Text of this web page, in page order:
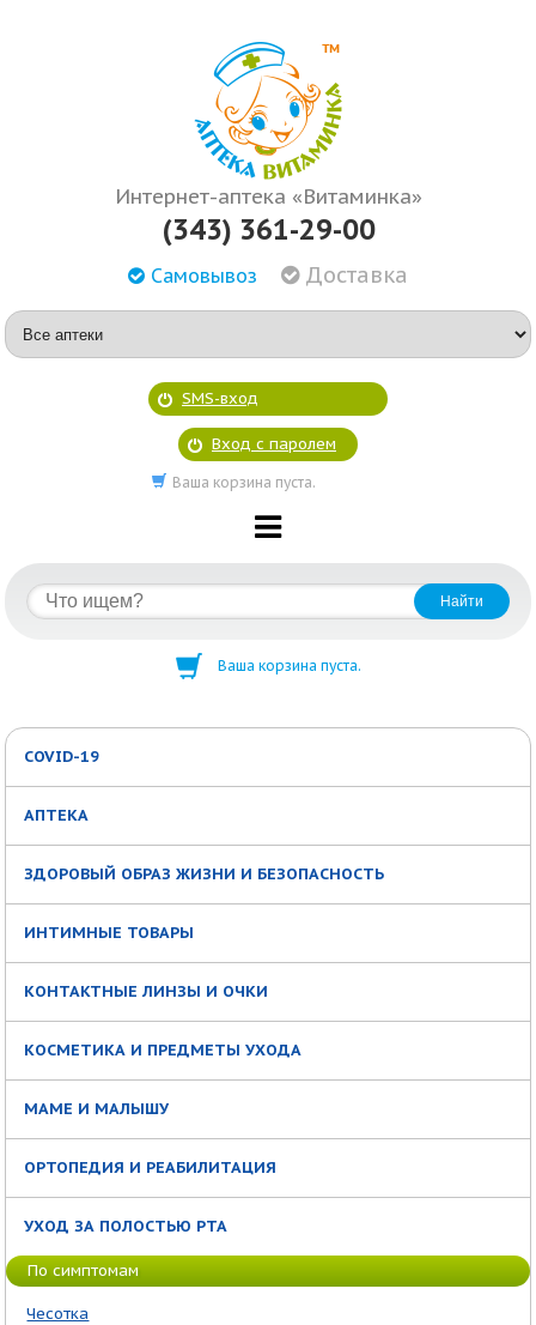
Интернет-аптека «Витаминка»
(343) 361-29-00
Самовывоз Доставка
SMS-вход
Вход с паролем
Ваша корзина пуста.
Ваша корзина пуста.
COVID-19
АПТЕКА
ЗДОРОВЫЙ ОБРАЗ ЖИЗНИ И БЕЗОПАСНОСТЬ
ИНТИМНЫЕ ТОВАРЫ
КОНТАКТНЫЕ ЛИНЗЫ И ОЧКИ
КОСМЕТИКА И ПРЕДМЕТЫ УХОДА
МАМЕ И МАЛЫШУ
ОРТОПЕДИЯ И РЕАБИЛИТАЦИЯ
УХОД ЗА ПОЛОСТЬЮ РТА
По симптомам
Чесотка